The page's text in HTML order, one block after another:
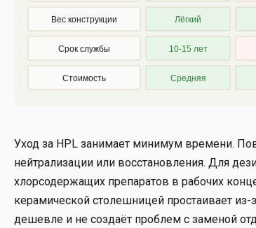
Вес конструкции Лёгкий
Срок службы 10-15 лет
Стоимость Средняя
Уход за HPL занимает минимум времени.
нейтрализации или восстановления. Для
хлорсодержащих препаратов в рабочих
керамической столешницей простаивает
дешевле и не создаёт проблем с заменой